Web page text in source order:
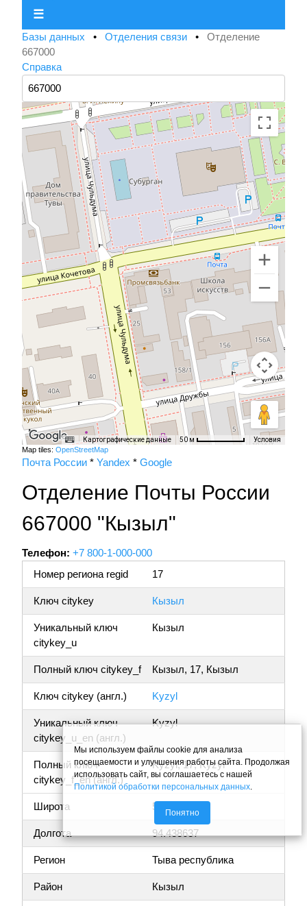
☰
Базы данных • Отделения связи • Отделение
667000
Справка
Картографические данные 50 м Условия
Map tiles: OpenStreetMap
Почта России * Yandex * Google
Отделение Почты России
667000 "Кызыл"
Телефон: +7 800-1-000-000
Номер региона regid
17
Ключ citykey Кызыл
Уникальный ключ
citykey_u
Кызыл
Полный ключ citykey_f Кызыл, 17, Кызыл
Ключ citykey (англ.) Kyzyl
Уникальный ключ
citykey_u_en (англ.)
Kyzyl
Полный ключ
citykey_f_en (англ.)
Kyzyl, 17, Kyzyl
Широта 51.719047
Долгота 94.438637
Регион Тыва республика
Район Кызыл
Мы используем файлы cookie для анализа
посещаемости и улучшения работы сайта. Продолжая
использовать сайт, вы соглашаетесь с нашей
Политикой обработки персональных данных.
Понятно